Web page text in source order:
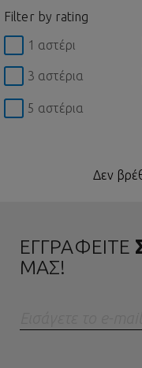
Filter by rating
1 αστέρι
3 αστέρια
5 αστέρια
Δεν
ΕΓΓΡΑΦΕΙΤΕ
ΜΑΣ!